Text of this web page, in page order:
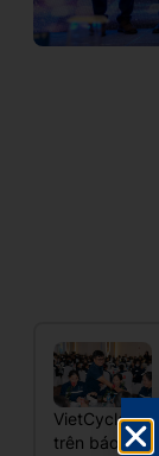
VietCycle
trên báo chí